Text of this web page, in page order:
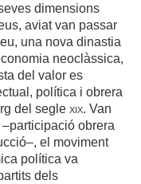
dimensions
aviat van passar
una nova dinastia
neoclàssica,
del valor es
política i obrera
del segle xix. Van
obrera
el moviment
política va
dels